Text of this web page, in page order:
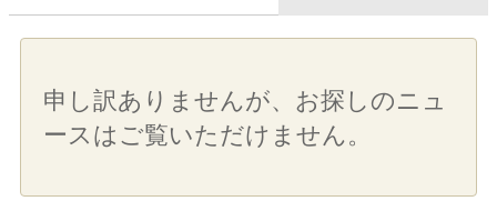
申し訳ありませんが、お探しのニュ
ースはご覧いただけません。